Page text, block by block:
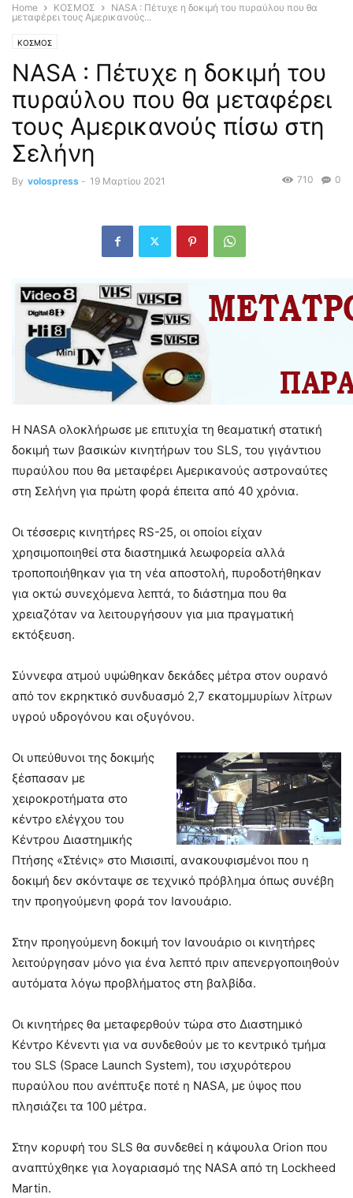
Home ΚΟΣΜΟΣ
NASA : Πέτυχε η δοκιμή του πυραύλου που θα
μεταφέρει τους Αμερικανούς...
ΚΟΣΜΟΣ
NASA : Πέτυχε η δοκιμή του
πυραύλου που θα μεταφέρει
τους Αμερικανούς πίσω στη
Σελήνη
By volospress - 19 Μαρτίου 2021 0
710
Η NASA ολοκλήρωσε με επιτυχία τη θεαματική στατική
δοκιμή των βασικών κινητήρων του SLS, του γιγάντιου
πυραύλου που θα μεταφέρει Αμερικανούς αστροναύτες
στη Σελήνη για πρώτη φορά έπειτα από 40 χρόνια.
Οι τέσσερις κινητήρες RS-25, οι οποίοι είχαν
χρησιμοποιηθεί στα διαστημικά λεωφορεία αλλά
τροποποιήθηκαν για τη νέα αποστολή, πυροδοτήθηκαν
για οκτώ συνεχόμενα λεπτά, το διάστημα που θα
χρειαζόταν να λειτουργήσουν για μια πραγματική
εκτόξευση.
Σύννεφα ατμού υψώθηκαν δεκάδες μέτρα στον ουρανό
από τον εκρηκτικό συνδυασμό 2,7 εκατομμυρίων λίτρων
υγρού υδρογόνου και οξυγόνου.
Οι υπεύθυνοι της δοκιμής
ξέσπασαν με
χειροκροτήματα στο
κέντρο ελέγχου του
Κέντρου Διαστημικής
Πτήσης «Στένις» στο Μισισιπί, ανακουφισμένοι που η
δοκιμή δεν σκόνταψε σε τεχνικό πρόβλημα όπως συνέβη
την προηγούμενη φορά τον Ιανουάριο.
Στην προηγούμενη δοκιμή τον Ιανουάριο οι κινητήρες
λειτούργησαν μόνο για ένα λεπτό πριν απενεργοποιηθούν
αυτόματα λόγω προβλήματος στη βαλβίδα.
Οι κινητήρες θα μεταφερθούν τώρα στο Διαστημικό
Κέντρο Κένεντι για να συνδεθούν με το κεντρικό τμήμα
του SLS (Space Launch System), του ισχυρότερου
πυραύλου που ανέπτυξε ποτέ η NASA, με ύψος που
πλησιάζει τα 100 μέτρα.
Στην κορυφή του SLS θα συνδεθεί η κάψουλα Orion που
αναπτύχθηκε για λογαριασμό της NASA από τη Lockheed
Martin.